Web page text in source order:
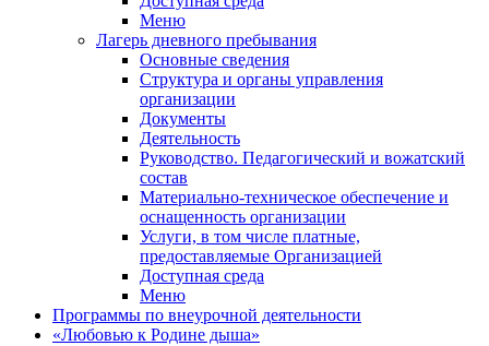
Меню
Лагерь дневного пребывания
Основные сведения
Структура и органы управления
организации
Документы
Деятельность
Руководство. Педагогический и вожатский
состав
Материально-техническое обеспечение и
оснащенность организации
Услуги, в том числе платные,
предоставляемые Организацией
Доступная среда
Меню
Программы по внеурочной деятельности
«Любовью к Родине дыша»